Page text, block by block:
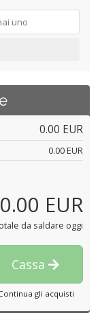
0.00 EUR
0.00 EUR
0.00 EUR
da saldare oggi
Cassa
gli acquisti